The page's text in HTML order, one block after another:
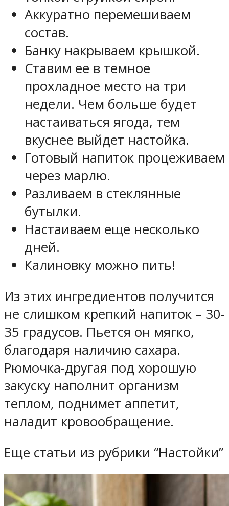
Аккуратно перемешиваем
состав.
Банку накрываем крышкой.
Ставим ее в темное
прохладное место на три
недели. Чем больше будет
настаиваться ягода, тем
вкуснее выйдет настойка.
Готовый напиток процеживаем
через марлю.
Разливаем в стеклянные
бутылки.
Настаиваем еще несколько
дней.
Калиновку можно пить!
Из этих ингредиентов получится
не слишком крепкий напиток – 30-
35 градусов. Пьется он мягко,
благодаря наличию сахара.
Рюмочка-другая под хорошую
закуску наполнит организм
теплом, поднимет аппетит,
наладит кровообращение.
Еще статьи из рубрики “Настойки”